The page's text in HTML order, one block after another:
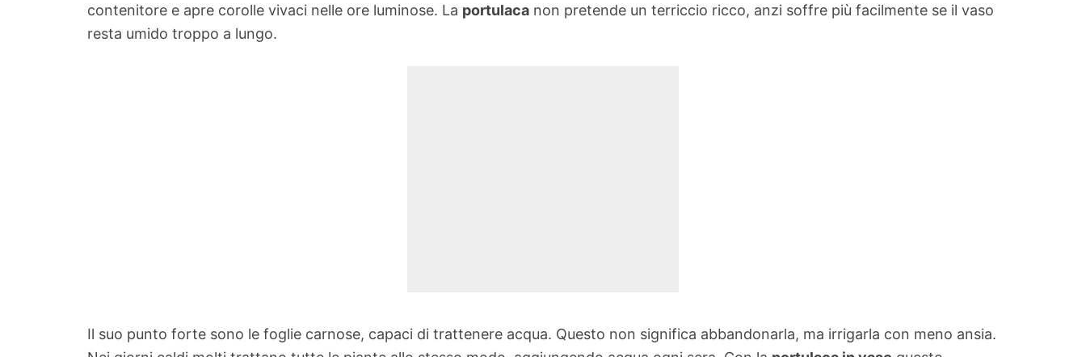
contenitore e apre corolle vivaci nelle ore luminose. La portulaca non pretende un terriccio ricco, anzi soffre più facilmente se il vaso
resta umido troppo a lungo.
Il suo punto forte sono le foglie carnose, capaci di trattenere acqua. Questo non significa abbandonarla, ma irrigarla con meno ansia.